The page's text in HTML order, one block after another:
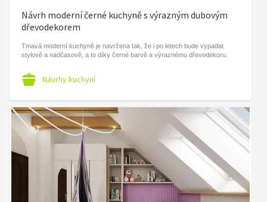
Návrh moderní černé kuchyně s výrazným dubovým
dřevodekorem
Tmavá moderní kuchyně je navržena tak, že i po letech bude vypadat
stylově a nadčasově, a to díky černé barvě a výraznému dřevodekoru.
Návrhy kuchyní